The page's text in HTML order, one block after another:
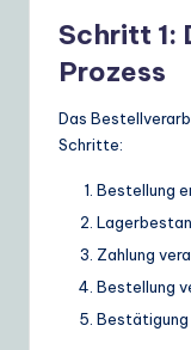
Schritt 1:
Prozess
Das
Schritte:
Bestellung
Zahlung
Bestellung
Bestätigung